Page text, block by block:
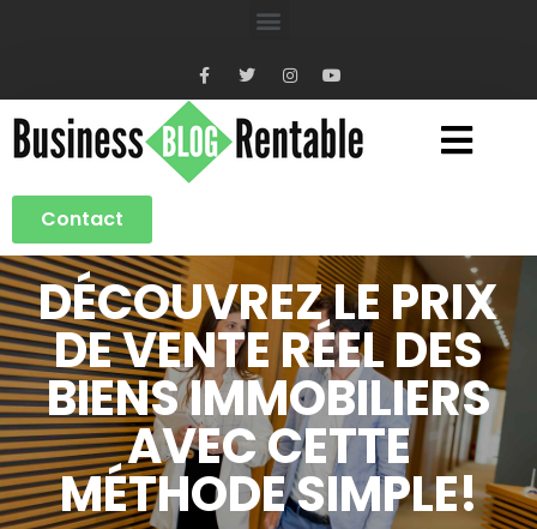
Contact
DÉCOUVREZ LE PRIX
DE VENTE RÉEL DES
BIENS IMMOBILIERS
AVEC CETTE
MÉTHODE SIMPLE!